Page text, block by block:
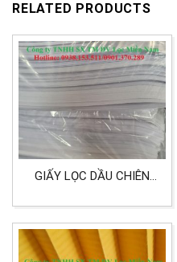
RELATED PRODUCTS
GIẤY LỌC DẦU CHIÊN
DÙNG CHO LỌC DẦU
CHIÊN HẢI SẢN